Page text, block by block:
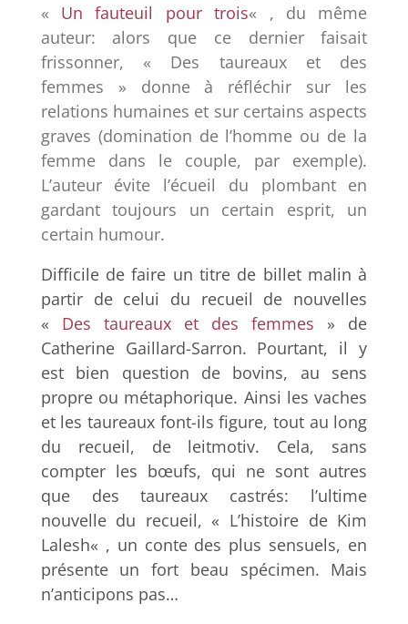
« Un fauteuil pour trois« , du même
auteur: alors que ce dernier faisait
frissonner, « Des taureaux et des
femmes » donne à réfléchir sur les
relations humaines et sur certains aspects
graves (domination de l’homme ou de la
femme dans le couple, par exemple).
L’auteur évite l’écueil du plombant en
gardant toujours un certain esprit, un
certain humour.
Difficile de faire un titre de billet malin à
partir de celui du recueil de nouvelles
« Des taureaux et des femmes » de
Catherine Gaillard-Sarron. Pourtant, il y
est bien question de bovins, au sens
propre ou métaphorique. Ainsi les vaches
et les taureaux font-ils figure, tout au long
du recueil, de leitmotiv. Cela, sans
compter les bœufs, qui ne sont autres
que des taureaux castrés: l’ultime
nouvelle du recueil, « L’histoire de Kim
Lalesh« , un conte des plus sensuels, en
présente un fort beau spécimen. Mais
n’anticipons pas…